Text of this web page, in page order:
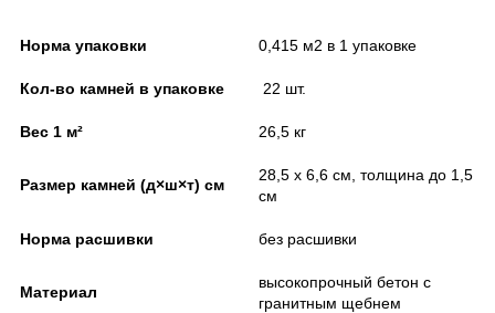
Норма упаковки 0,415 м2 в 1 упаковке
Кол-во камней в упаковке 22 шт.
Вес 1 м² 26,5 кг
Размер камней (д×ш×т) см
28,5 х 6,6 см, толщина до 1,5
см
Норма расшивки без расшивки
Материал
высокопрочный бетон с
гранитным щебнем